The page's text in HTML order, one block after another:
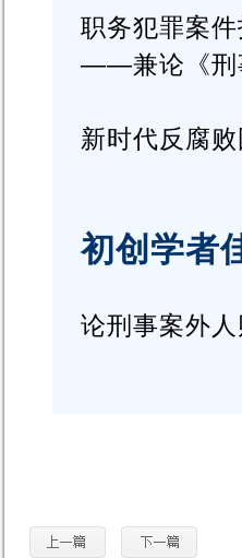
职务犯罪案
——兼论《刑
新时代反腐
初创学者
论刑事案外